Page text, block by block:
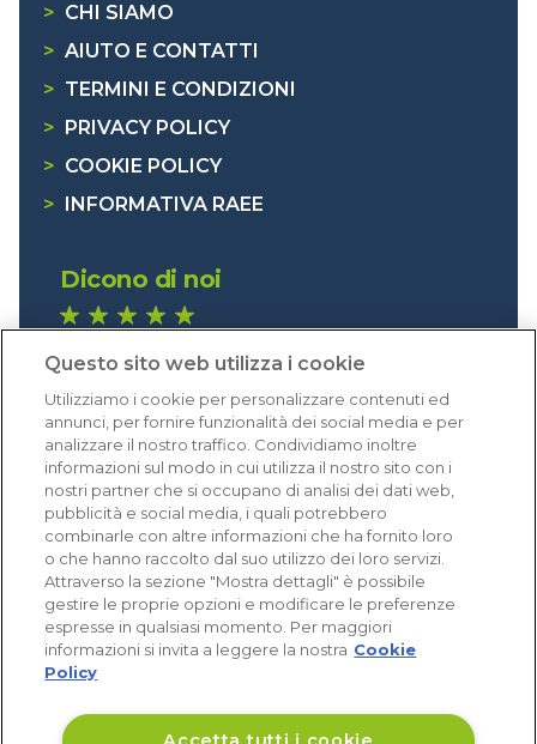
> CHI SIAMO
> AIUTO E CONTATTI
> TERMINI E CONDIZIONI
>
PRIVACY POLICY
> COOKIE POLICY
>
INFORMATIVA RAEE
Dicono di noi
Eccellente (4,8)
Acquisti verificati
Questo sito web utilizza i cookie
Utilizziamo i cookie per personalizzare contenuti ed
annunci, per fornire funzionalità dei social media e per
analizzare il nostro traffico. Condividiamo inoltre
informazioni sul modo in cui utilizza il nostro sito con i
nostri partner che si occupano di analisi dei dati web,
pubblicità e social media, i quali potrebbero
combinarle con altre informazioni che ha fornito loro
o che hanno raccolto dal suo utilizzo dei loro servizi.
Attraverso la sezione "Mostra dettagli" è possibile
gestire le proprie opzioni e modificare le preferenze
espresse in qualsiasi momento. Per maggiori
informazioni si invita a leggere la nostra Cookie
Policy